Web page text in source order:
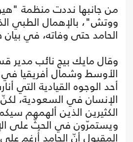
من جانبها نددت منظمة
ووتش"، بالإهمال الطبي
الحامد حتى وفاته، في
وقال مايك بيج نائب مدير
الأوسط وشمال أفريقيا
أحد الوجوه القيادية التي
الإنسان في السعودية،
الكثيرين الذين ألهمهم
ويستمرّون في الحثّ على
المقبول أنّ الحامد أُرغم